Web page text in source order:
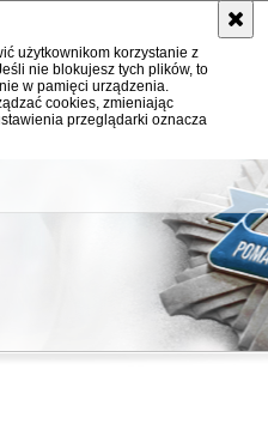
użytkownikom korzystanie z
nie blokujesz tych plików, to
w pamięci urządzenia.
cookies, zmieniając
przeglądarki oznacza